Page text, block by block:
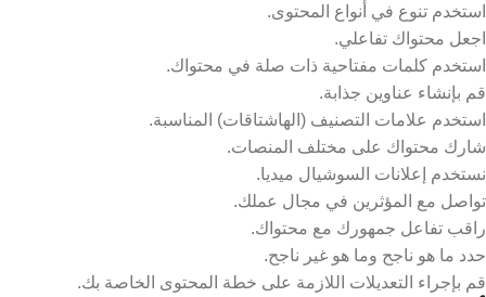
استخدم تنوع في أنواع المحتوى.
اجعل محتواك تفاعلي.
استخدم كلمات مفتاحية ذات صلة في محتواك.
قم بإنشاء عناوين جذابة.
استخدم علامات التصنيف (الهاشتاقات) المناسبة.
شارك محتواك على مختلف المنصات.
نستخدم إعلانات السوشيال ميديا.
تواصل مع المؤثرين في مجال عملك.
راقب تفاعل جمهورك مع محتواك.
حدد ما هو ناجح وما هو غير ناجح.
قم بإجراء التعديلات اللازمة على خطة المحتوى الخاصة بك.